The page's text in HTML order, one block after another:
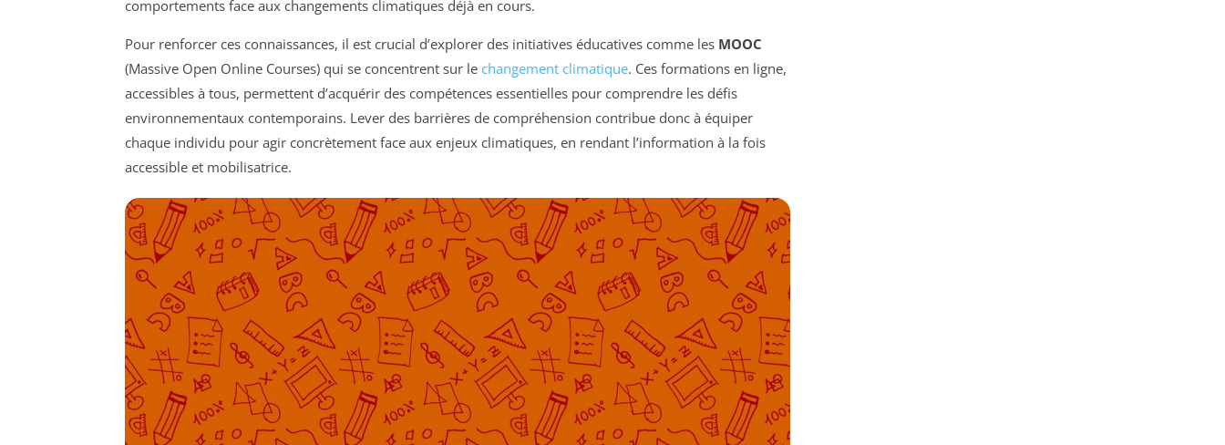
comportements face aux changements climatiques déjà en cours.
Pour renforcer ces connaissances, il est crucial d’explorer des initiatives éducatives comme les MOOC
(Massive Open Online Courses) qui se concentrent sur le changement climatique. Ces formations en ligne,
accessibles à tous, permettent d’acquérir des compétences essentielles pour comprendre les défis
environnementaux contemporains. Lever des barrières de compréhension contribue donc à équiper
chaque individu pour agir concrètement face aux enjeux climatiques, en rendant l’information à la fois
accessible et mobilisatrice.